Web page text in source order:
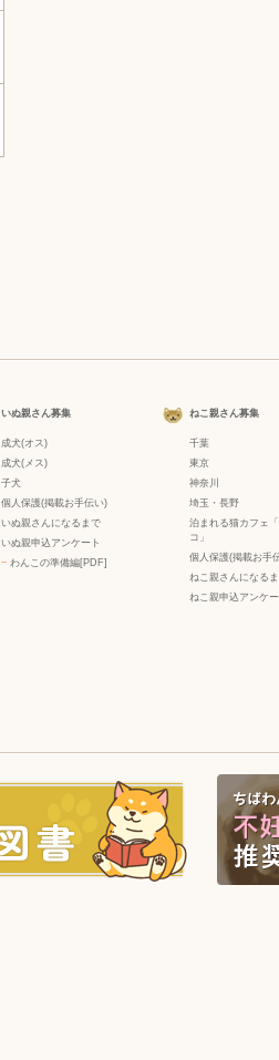
いぬ親さん募集
成犬(オス)
成犬(メス)
子犬
個人保護(掲載お手伝い)
いぬ親さんになるまで
いぬ親申込アンケート
− わんこの準備編[PDF]
ねこ親さん募集
千葉
東京
神奈川
埼玉・長野
泊まれる猫カフェ
コ」
個人保護(掲載お手
ねこ親さんになる
ねこ親申込アンケ